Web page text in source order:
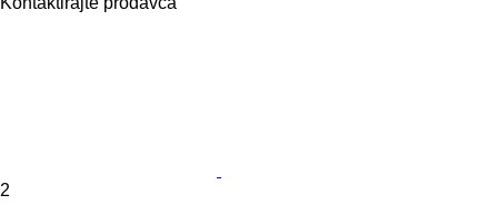
2